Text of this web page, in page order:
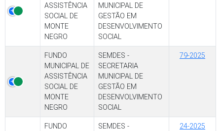
ASSISTÊNCIA
SOCIAL DE
MONTE
NEGRO
MUNICIPAL DE
GESTÃO EM
DESENVOLVIMENTO
SOCIAL
FUNDO
MUNICIPAL DE
ASSISTÊNCIA
SOCIAL DE
MONTE
NEGRO
SEMDES -
SECRETARIA
MUNICIPAL DE
GESTÃO EM
DESENVOLVIMENTO
SOCIAL
79-2025
FUNDO
SEMDES -
24-2025